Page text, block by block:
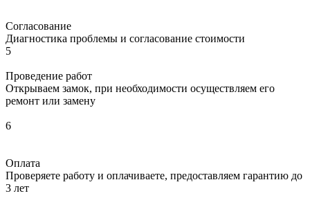
Согласование
Диагностика проблемы и согласование стоимости
5
Проведение работ
Открываем замок, при необходимости осуществляем его
ремонт или замену
6
Оплата
Проверяете работу и оплачиваете, предоставляем гарантию до
3 лет